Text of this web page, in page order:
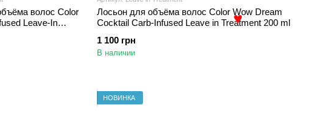
волос Color
Leave-In
Лосьон для объёма волос Color Wow Dream
Cocktail Carb-Infused Leave in Treatment 200 ml
1 100 грн
В наличии
НОВИНКА